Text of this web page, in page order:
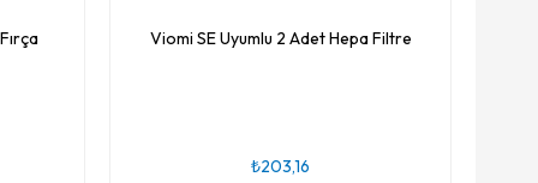
Viomi SE Uyumlu 2 Adet Hepa Filtre
₺203,16